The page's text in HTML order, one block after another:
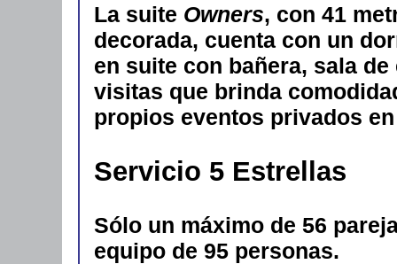
La suite Owners, con 41
decorada, cuenta con un
en suite con bañera, sala
visitas que brinda
propios eventos privados
Servicio 5 Estrellas
Sólo un máximo de 56
equipo de 95 personas.